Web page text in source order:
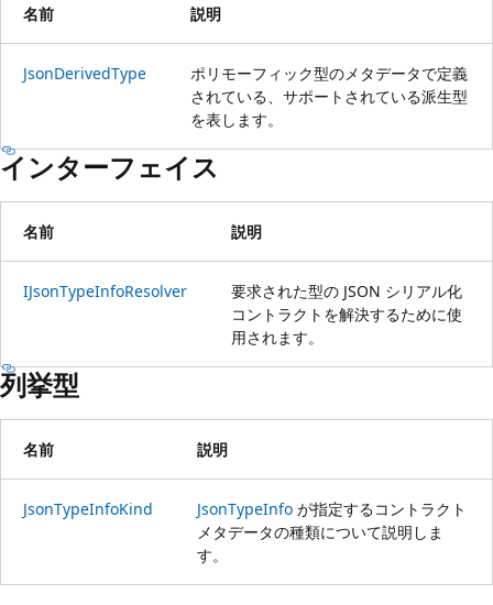
名前 説明
JsonDerivedType
ポリモーフィック型のメタデータで定義
されている、サポートされている派生型
を表します。
インターフェイス
名前 説明
IJsonTypeInfoResolver
要求された型の JSON シリアル化
コントラクトを解決するために使
用されます。
列挙型
名前 説明
JsonTypeInfoKind JsonTypeInfo が指定するコントラクト
メタデータの種類について説明しま
す。